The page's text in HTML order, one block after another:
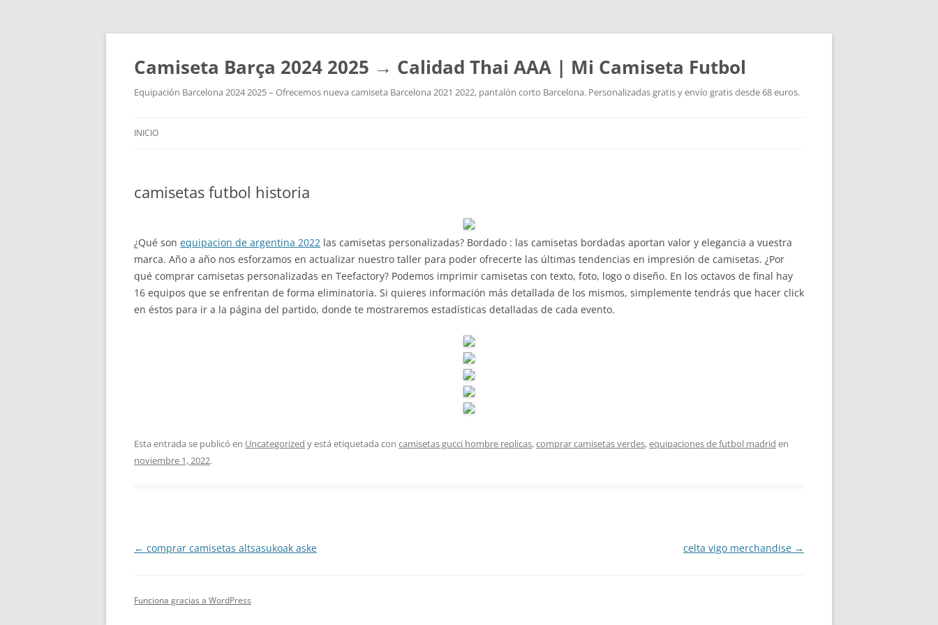
Camiseta Barça 2024 2025 → Calidad Thai AAA | Mi Camiseta Futbol
Equipación Barcelona 2024 2025 – Ofrecemos nueva camiseta Barcelona 2021 2022, pantalón corto Barcelona. Personalizadas gratis y envío gratis desde 68 euros.
INICIO
camisetas futbol historia
¿Qué son equipacion de argentina 2022 las camisetas personalizadas? Bordado : las camisetas bordadas aportan valor y elegancia a vuestra
marca. Año a año nos esforzamos en actualizar nuestro taller para poder ofrecerte las últimas tendencias en impresión de camisetas. ¿Por
qué comprar camisetas personalizadas en Teefactory? Podemos imprimir camisetas con texto, foto, logo o diseño. En los octavos de final hay
16 equipos que se enfrentan de forma eliminatoria. Si quieres información más detallada de los mismos, simplemente tendrás que hacer click
en éstos para ir a la página del partido, donde te mostraremos estadísticas detalladas de cada evento.
Esta entrada se publicó en Uncategorized y está etiquetada con camisetas gucci hombre replicas,comprar camisetas verdes,equipaciones de futbol madrid en
noviembre 1, 2022.
Navegación
← comprar camisetas altsasukoak aske celta vigo merchandise →
Funciona gracias a WordPress